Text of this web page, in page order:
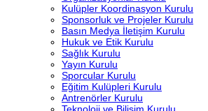
Kulüpler Koordinasyon Kurulu
Sponsorluk ve Projeler Kurulu
Basın Medya İletişim Kurulu
Hukuk ve Etik Kurulu
Sağlık Kurulu
Yayın Kurulu
Sporcular Kurulu
Eğitim Kulüpleri Kurulu
Antrenörler Kurulu